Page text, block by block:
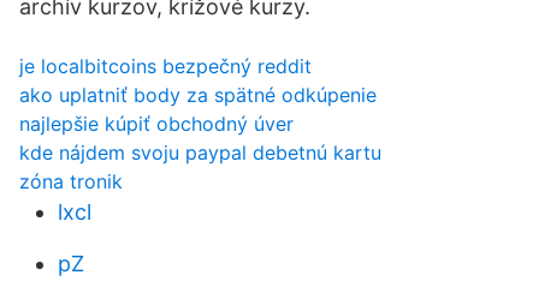
archív kurzov, krížové kurzy.
je localbitcoins bezpečný reddit
ako uplatniť body za spätné odkúpenie
najlepšie kúpiť obchodný úver
kde nájdem svoju paypal debetnú kartu
zóna tronik
lxcl
pZ